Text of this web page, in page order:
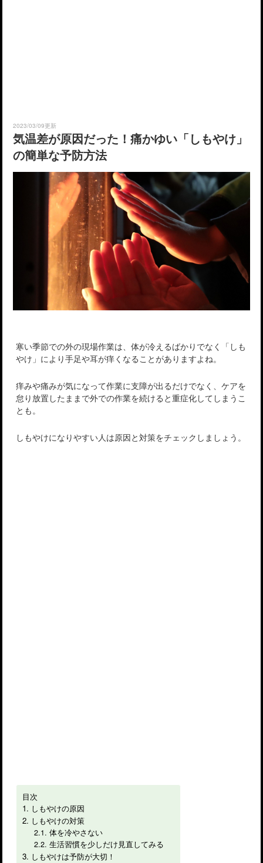
2023/03/09更新
気温差が原因だった！痛かゆい「しもやけ」
の簡単な予防方法
寒い季節での外の現場作業は、体が冷えるばかりでなく「しも
やけ」により手足や耳が痒くなることがありますよね。
痒みや痛みが気になって作業に支障が出るだけでなく、ケアを
怠り放置したままで外での作業を続けると重症化してしまうこ
とも。
しもやけになりやすい人は原因と対策をチェックしましょう。
目次
しもやけの原因
しもやけの対策
体を冷やさない
生活習慣を少しだけ見直してみる
しもやけは予防が大切！